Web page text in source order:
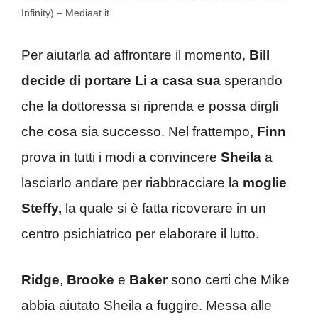
Infinity) – Mediaat.it
Per aiutarla ad affrontare il momento, Bill
decide di portare Li a casa sua sperando
che la dottoressa si riprenda e possa dirgli
che cosa sia successo. Nel frattempo, Finn
prova in tutti i modi a convincere Sheila a
lasciarlo andare per riabbracciare la moglie
Steffy, la quale si è fatta ricoverare in un
centro psichiatrico per elaborare il lutto.
Ridge, Brooke e Bakersono certi che Mike
abbia aiutato Sheila a fuggire. Messa alle